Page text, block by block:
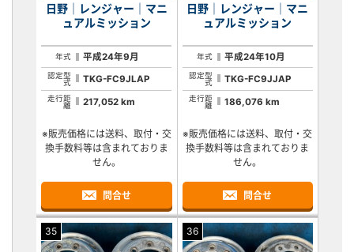
日野｜レンジャー｜マニ
ュアルミッション
年式 平成24年9月
認定型
式
TKG-FC9JLAP
走行距
離
217,052 km
※販売価格には送料、取付・交
換手数料等は含まれておりま
せん。
問合せ
日野｜レンジャー｜マニ
ュアルミッション
年式 平成24年10月
認定型
式
TKG-FC9JJAP
走行距
離
186,076 km
※販売価格には送料、取付・交
換手数料等は含まれておりま
せん。
問合せ
35 36